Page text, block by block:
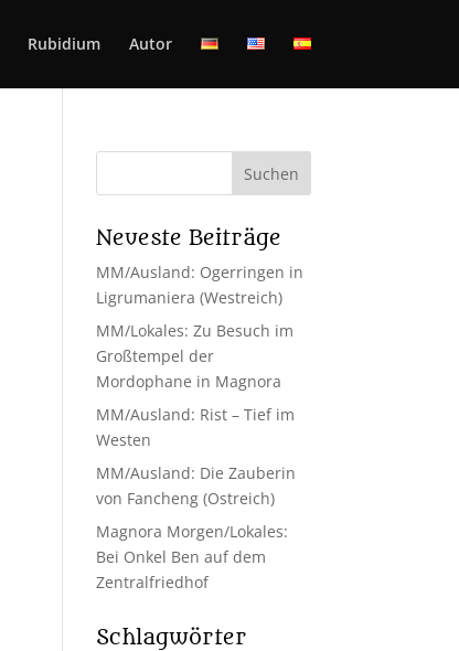
Rubidium Autor
Neueste Beiträge
MM/Ausland: Ogerringen in
Ligrumaniera (Westreich)
MM/Lokales: Zu Besuch im
Großtempel der
Mordophane in Magnora
MM/Ausland: Rist – Tief im
Westen
MM/Ausland: Die Zauberin
von Fancheng (Ostreich)
Magnora Morgen/Lokales:
Bei Onkel Ben auf dem
Zentralfriedhof
Schlagwörter